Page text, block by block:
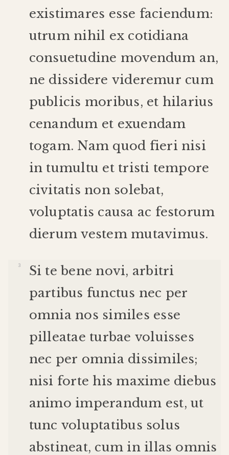
existimares esse faciendum:
utrum nihil ex cotidiana
consuetudine movendum an,
ne dissidere videremur cum
publicis moribus, et hilarius
cenandum et exuendam
togam. Nam quod fieri nisi
in tumultu et tristi tempore
civitatis non solebat,
voluptatis causa ac festorum
dierum vestem mutavimus.
Si te bene novi, arbitri
partibus functus nec per
omnia nos similes esse
pilleatae turbae voluisses
nec per omnia dissimiles;
nisi forte his maxime diebus
animo imperandum est, ut
tunc voluptatibus solus
abstineat, cum in illas omnis